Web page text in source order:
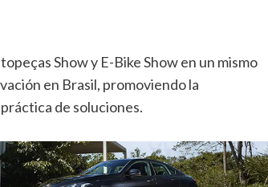
Show y E-Bike Show en un mismo
en Brasil, promoviendo la
de soluciones.